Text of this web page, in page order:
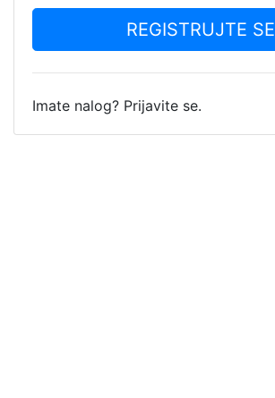
REGISTRUJTE SE
Imate nalog? Prijavite se.